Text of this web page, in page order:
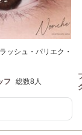
ッシュ・パリエク・
フ 総数8人